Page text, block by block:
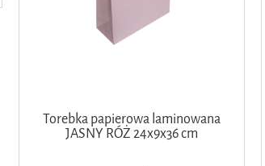
Torebka papierowa laminowana
JASNY RÓŻ 24x9x36 cm